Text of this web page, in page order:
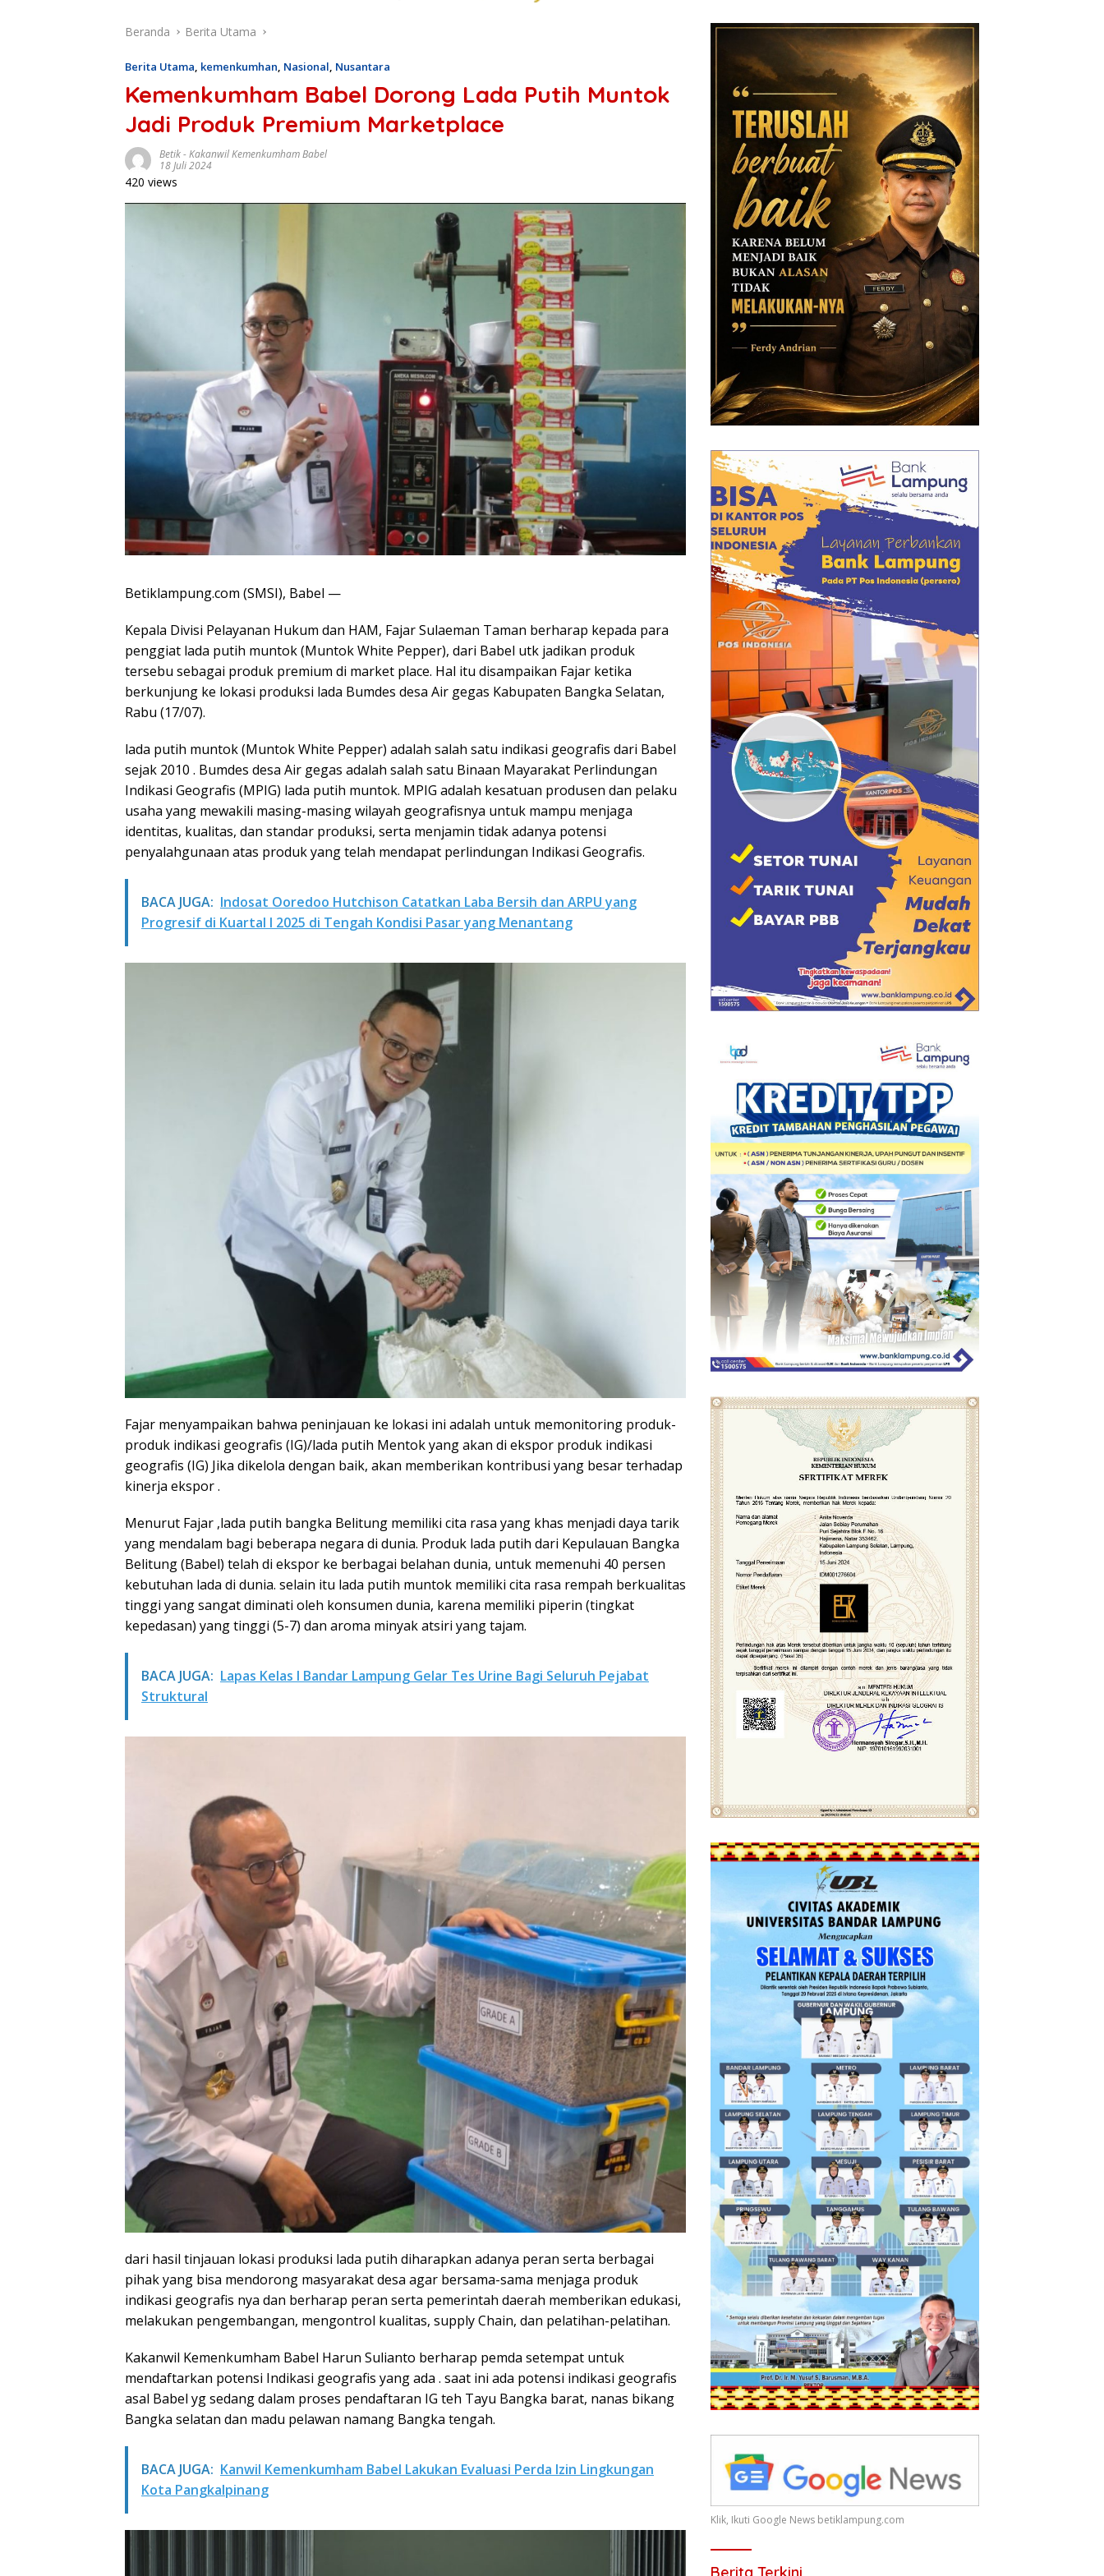
Beranda Berita Utama
Berita Utama, kemenkumhan, Nasional, Nusantara
Kemenkumham Babel Dorong Lada Putih Muntok
Jadi Produk Premium Marketplace
Betik-Kakanwil Kemenkumham Babel
18 Juli 2024
420 views
Betiklampung.com (SMSI), Babel —
Kepala Divisi Pelayanan Hukum dan HAM, Fajar Sulaeman Taman berharap kepada para
penggiat lada putih muntok (Muntok White Pepper), dari Babel utk jadikan produk
tersebu sebagai produk premium di market place. Hal itu disampaikan Fajar ketika
berkunjung ke lokasi produksi lada Bumdes desa Air gegas Kabupaten Bangka Selatan,
Rabu (17/07).
lada putih muntok (Muntok White Pepper) adalah salah satu indikasi geografis dari Babel
sejak 2010 . Bumdes desa Air gegas adalah salah satu Binaan Mayarakat Perlindungan
Indikasi Geografis (MPIG) lada putih muntok. MPIG adalah kesatuan produsen dan pelaku
usaha yang mewakili masing-masing wilayah geografisnya untuk mampu menjaga
identitas, kualitas, dan standar produksi, serta menjamin tidak adanya potensi
penyalahgunaan atas produk yang telah mendapat perlindungan Indikasi Geografis.
BACA JUGA: Indosat Ooredoo Hutchison Catatkan Laba Bersih dan ARPU yang
Progresif di Kuartal I 2025 di Tengah Kondisi Pasar yang Menantang
Fajar menyampaikan bahwa peninjauan ke lokasi ini adalah untuk memonitoring produk-
produk indikasi geografis (IG)/lada putih Mentok yang akan di ekspor produk indikasi
geografis (IG) Jika dikelola dengan baik, akan memberikan kontribusi yang besar terhadap
kinerja ekspor .
Menurut Fajar ,lada putih bangka Belitung memiliki cita rasa yang khas menjadi daya tarik
yang mendalam bagi beberapa negara di dunia. Produk lada putih dari Kepulauan Bangka
Belitung (Babel) telah di ekspor ke berbagai belahan dunia, untuk memenuhi 40 persen
kebutuhan lada di dunia. selain itu lada putih muntok memiliki cita rasa rempah berkualitas
tinggi yang sangat diminati oleh konsumen dunia, karena memiliki piperin (tingkat
kepedasan) yang tinggi (5-7) dan aroma minyak atsiri yang tajam.
BACA JUGA: Lapas Kelas I Bandar Lampung Gelar Tes Urine Bagi Seluruh Pejabat
Struktural
dari hasil tinjauan lokasi produksi lada putih diharapkan adanya peran serta berbagai
pihak yang bisa mendorong masyarakat desa agar bersama-sama menjaga produk
indikasi geografis nya dan berharap peran serta pemerintah daerah memberikan edukasi,
melakukan pengembangan, mengontrol kualitas, supply Chain, dan pelatihan-pelatihan.
Kakanwil Kemenkumham Babel Harun Sulianto berharap pemda setempat untuk
mendaftarkan potensi Indikasi geografis yang ada . saat ini ada potensi indikasi geografis
asal Babel yg sedang dalam proses pendaftaran IG teh Tayu Bangka barat, nanas bikang
Bangka selatan dan madu pelawan namang Bangka tengah.
BACA JUGA: Kanwil Kemenkumham Babel Lakukan Evaluasi Perda Izin Lingkungan
Kota Pangkalpinang
Klik, Ikuti Google News betiklampung.com